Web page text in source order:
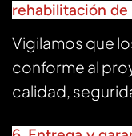
rehabilitación de
Vigilamos que
conforme al
calidad,